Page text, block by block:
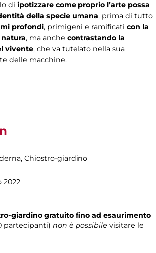
di ipotizzare come proprio l’arte possa
della specie umana, prima di tutto
profondi, primigeni e ramificati con la
natura, ma anche contrastando la
vivente, che va tutelato nella sua
delle macchine.
, Chiostro-giardino
2022
giardino gratuito fino ad esaurimento
partecipanti) non è possibile visitare le